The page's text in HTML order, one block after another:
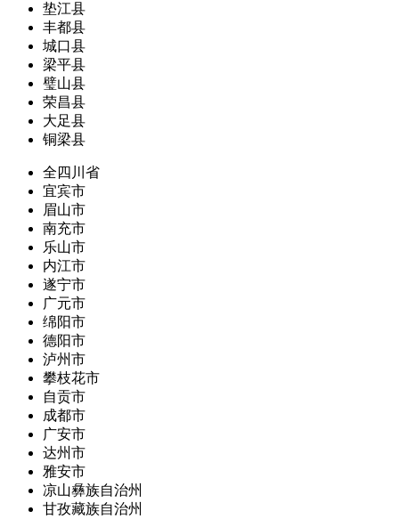
垫江县
丰都县
城口县
梁平县
璧山县
荣昌县
大足县
铜梁县
全四川省
宜宾市
眉山市
南充市
乐山市
内江市
遂宁市
广元市
绵阳市
德阳市
泸州市
攀枝花市
自贡市
成都市
广安市
达州市
雅安市
凉山彝族自治州
甘孜藏族自治州